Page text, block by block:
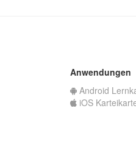
Anwendungen
Android
iOS